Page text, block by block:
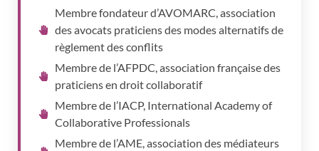
Membre fondateur d’AVOMARC, association
des avocats praticiens des modes alternatifs de
règlement des conflits
Membre de l’AFPDC, association française des
praticiens en droit collaboratif
Membre de l’IACP, International Academy of
Collaborative Professionals
Membre de l’AME, association des médiateurs